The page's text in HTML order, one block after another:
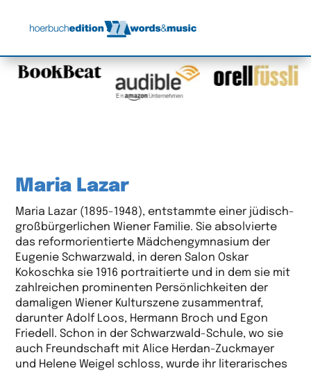
Maria Lazar
Maria Lazar (1895-1948), entstammte einer jüdisch-
großbürgerlichen Wiener Familie. Sie absolvierte
das reformorientierte Mädchengymnasium der
Eugenie Schwarzwald, in deren Salon Oskar
Kokoschka sie 1916 portraitierte und in dem sie mit
zahlreichen prominenten Persönlichkeiten der
damaligen Wiener Kulturszene zusammentraf,
darunter Adolf Loos, Hermann Broch und Egon
Friedell. Schon in der Schwarzwald-Schule, wo sie
auch Freundschaft mit Alice Herdan-Zuckmayer
und Helene Weigel schloss, wurde ihr literarisches